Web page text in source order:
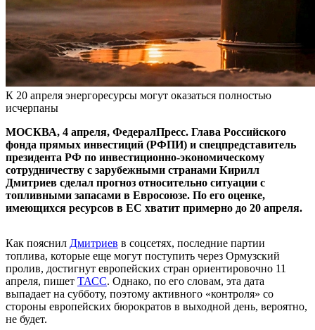
К 20 апреля энергоресурсы могут оказаться полностью
исчерпаны
МОСКВА, 4 апреля, ФедералПресс. Глава Российского
фонда прямых инвестиций (РФПИ) и спецпредставитель
президента РФ по инвестиционно-экономическому
сотрудничеству с зарубежными странами Кирилл
Дмитриев сделал прогноз относительно ситуации с
топливными запасами в Евросоюзе. По его оценке,
имеющихся ресурсов в ЕС хватит примерно до 20 апреля.
Как пояснил Дмитриев в соцсетях, последние партии
топлива, которые еще могут поступить через Ормузский
пролив, достигнут европейских стран ориентировочно 11
апреля, пишет ТАСС. Однако, по его словам, эта дата
выпадает на субботу, поэтому активного «контроля» со
стороны европейских бюрократов в выходной день, вероятно,
не будет.